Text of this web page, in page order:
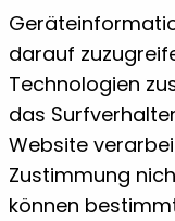
darauf
Technologien
das
Website
Zustimmung
können